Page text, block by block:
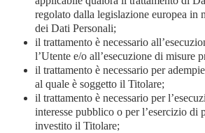
regolato dalla legislazione europea in
dei Dati Personali;
il trattamento è necessario
l’Utente e/o all’esecuzione di misure
il trattamento è necessario per
al quale è soggetto il Titolare;
il trattamento è necessario per
interesse pubblico o per l’esercizio
investito il Titolare;